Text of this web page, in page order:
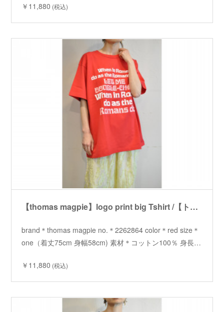
￥11,880 (税込)
【thomas magpie】logo print big Tshirt /【トーマスマグパイ】ロゴプリントビッグTシャツ
brand＊thomas magpie no.＊2262864 color＊red size＊
one（着丈75cm 身幅58cm) 素材＊コットン100％ 身長…
￥11,880 (税込)